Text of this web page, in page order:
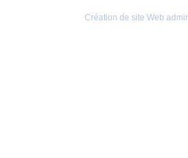
Création de site Web